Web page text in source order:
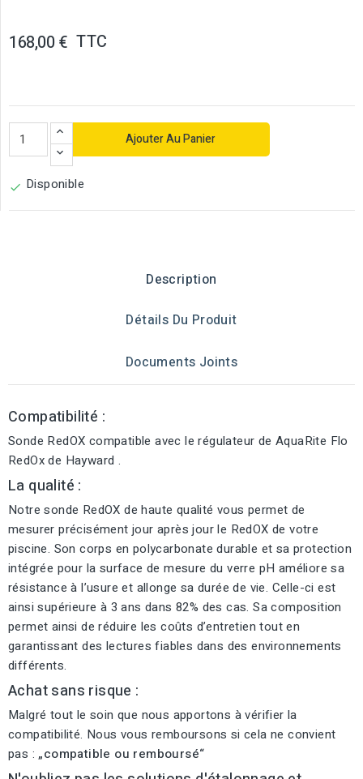
168,00 € TTC
Ajouter Au Panier
 Disponible
Description
Détails Du Produit
Documents Joints
Compatibilité :
Sonde RedOX compatible avec le régulateur de AquaRite Flo
RedOx de Hayward .
La qualité :
Notre sonde RedOX de haute qualité vous permet de
mesurer précisément jour après jour le RedOX de votre
piscine. Son corps en polycarbonate durable et sa protection
intégrée pour la surface de mesure du verre pH améliore sa
résistance à l’usure et allonge sa durée de vie. Celle-ci est
ainsi supérieure à 3 ans dans 82% des cas. Sa composition
permet ainsi de réduire les coûts d’entretien tout en
garantissant des lectures fiables dans des environnements
différents.
Achat sans risque :
Malgré tout le soin que nous apportons à vérifier la
compatibilité. Nous vous remboursons si cela ne convient
pas :„compatible ou remboursé“